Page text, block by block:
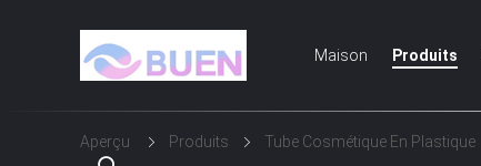
Maison Produits
Aperçu Produits Tube Cosmétique En Plastique